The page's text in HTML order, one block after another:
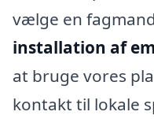
vælge en
installation af
at bruge vores
kontakt til lokale